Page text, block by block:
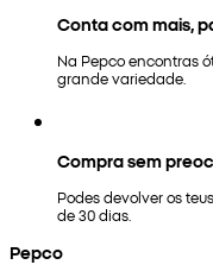
Conta com mais,
Na Pepco encontras
grande variedade.
Compra sem
Podes devolver os
de 30 dias.
Pepco